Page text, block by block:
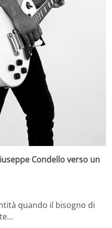
Condello verso un
quando il bisogno di